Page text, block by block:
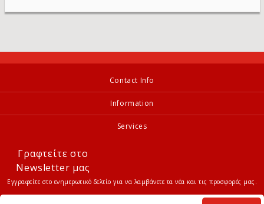
Contact Info
Information
Services
Γραφτείτε στο
Newsletter μας
Εγγραφείτε στο ενημερωτικό δελτίο για να λαμβάνετε τα νέα και τις προσφορές μας.